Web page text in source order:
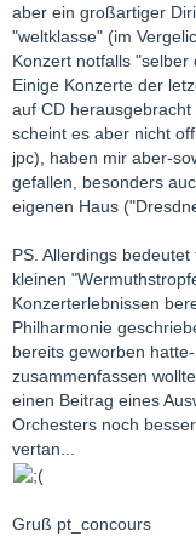
aber ein großartiger
"weltklasse" (im
Konzert notfalls "selber
Einige Konzerte der
auf CD herausgebracht
scheint es aber nicht
jpc), haben mir aber-
gefallen, besonders
eigenen Haus
PS. Allerdings
kleinen
Konzerterlebnissen
Philharmonie
bereits geworben
zusammenfassen
einen Beitrag eines
Orchesters noch
vertan...
Gruß pt_concours